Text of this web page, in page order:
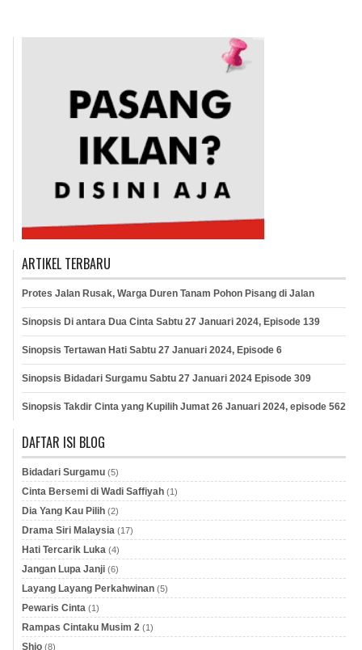
ARTIKEL TERBARU
Protes Jalan Rusak, Warga Duren Tanam Pohon Pisang di Jalan
Sinopsis Di antara Dua Cinta Sabtu 27 Januari 2024, Episode 139
Sinopsis Tertawan Hati Sabtu 27 Januari 2024, Episode 6
Sinopsis Bidadari Surgamu Sabtu 27 Januari 2024 Episode 309
Sinopsis Takdir Cinta yang Kupilih Jumat 26 Januari 2024, episode 562
DAFTAR ISI BLOG
Bidadari Surgamu (5)
Cinta Bersemi di Wadi Saffiyah (1)
Dia Yang Kau Pilih (2)
Drama Siri Malaysia (17)
Hati Tercarik Luka (4)
Jangan Lupa Janji (6)
Layang Layang Perkahwinan (5)
Pewaris Cinta (1)
Rampas Cintaku Musim 2 (1)
Shio (8)